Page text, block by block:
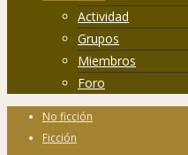
Actividad
Grupos
Miembros
Foro
No ficción
Ficción